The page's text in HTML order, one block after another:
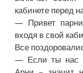
кабинете перед
— Привет
входя в свой
Все
— Если ты нас